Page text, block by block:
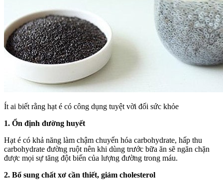
Ít ai biết rằng hạt é có công dụng tuyệt vời đối sức khỏe
1. Ổn định đường huyết
Hạt é có khả năng làm chậm chuyển hóa carbohydrate, hấp thu
carbohydrate đường ruột nên khi dùng trước bữa ăn sẽ ngăn chặn
được mọi sự tăng đột biến của lượng đường trong máu.
2. Bổ sung chất xơ cần thiết, giảm cholesterol